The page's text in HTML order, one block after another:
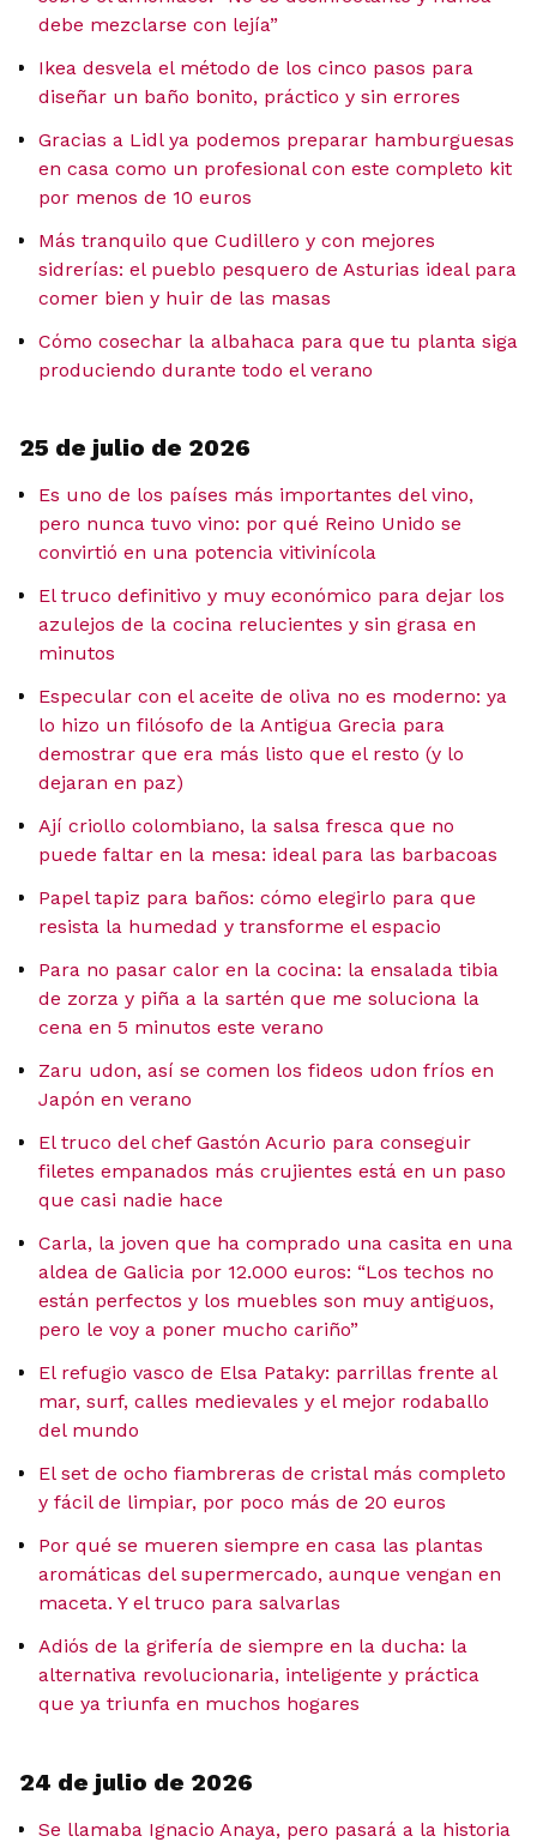
debe mezclarse con lejía”
Ikea desvela el método de los cinco pasos para
diseñar un baño bonito, práctico y sin errores
Gracias a Lidl ya podemos preparar hamburguesas
en casa como un profesional con este completo kit
por menos de 10 euros
Más tranquilo que Cudillero y con mejores
sidrerías: el pueblo pesquero de Asturias ideal para
comer bien y huir de las masas
Cómo cosechar la albahaca para que tu planta siga
produciendo durante todo el verano
25 de julio de 2026
Es uno de los países más importantes del vino,
pero nunca tuvo vino: por qué Reino Unido se
convirtió en una potencia vitivinícola
El truco definitivo y muy económico para dejar los
azulejos de la cocina relucientes y sin grasa en
minutos
Especular con el aceite de oliva no es moderno: ya
lo hizo un filósofo de la Antigua Grecia para
demostrar que era más listo que el resto (y lo
dejaran en paz)
Ají criollo colombiano, la salsa fresca que no
puede faltar en la mesa: ideal para las barbacoas
Papel tapiz para baños: cómo elegirlo para que
resista la humedad y transforme el espacio
Para no pasar calor en la cocina: la ensalada tibia
de zorza y piña a la sartén que me soluciona la
cena en 5 minutos este verano
Zaru udon, así se comen los fideos udon fríos en
Japón en verano
El truco del chef Gastón Acurio para conseguir
filetes empanados más crujientes está en un paso
que casi nadie hace
Carla, la joven que ha comprado una casita en una
aldea de Galicia por 12.000 euros: “Los techos no
están perfectos y los muebles son muy antiguos,
pero le voy a poner mucho cariño”
El refugio vasco de Elsa Pataky: parrillas frente al
mar, surf, calles medievales y el mejor rodaballo
del mundo
El set de ocho fiambreras de cristal más completo
y fácil de limpiar, por poco más de 20 euros
Por qué se mueren siempre en casa las plantas
aromáticas del supermercado, aunque vengan en
maceta. Y el truco para salvarlas
Adiós de la grifería de siempre en la ducha: la
alternativa revolucionaria, inteligente y práctica
que ya triunfa en muchos hogares
24 de julio de 2026
Se llamaba Ignacio Anaya, pero pasará a la historia